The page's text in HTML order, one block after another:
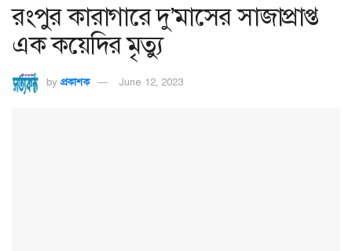
রংপুর কারাগারে দু’মাসের সাজাপ্রাপ্ত
এক কয়েদির মৃত্যু
by প্রকাশক June 12, 2023